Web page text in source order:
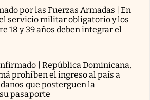
por las Fuerzas Armadas | En
servicio militar obligatorio y los
18 y 39 años deben integrar el
| República Dominicana,
prohíben el ingreso al país a
que posterguen la
pasaporte